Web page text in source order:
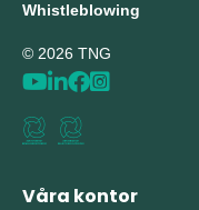
Whistleblowing
© 2026 TNG
Våra kontor